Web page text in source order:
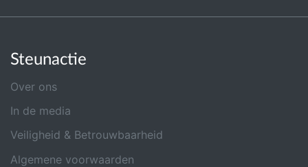
Steunactie
Over ons
In de media
Veiligheid & Betrouwbaarheid
Algemene voorwaarden